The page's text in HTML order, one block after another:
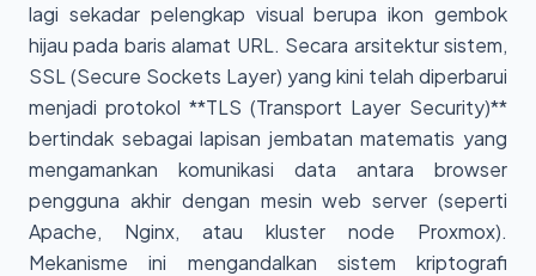
lagi sekadar pelengkap visual berupa ikon gembok
hijau pada baris alamat URL. Secara arsitektur sistem,
SSL (Secure Sockets Layer) yang kini telah diperbarui
menjadi protokol **TLS (Transport Layer Security)**
bertindak sebagai lapisan jembatan matematis yang
mengamankan komunikasi data antara browser
pengguna akhir dengan mesin web server (seperti
Apache, Nginx, atau kluster node Proxmox).
Mekanisme ini mengandalkan sistem kriptografi